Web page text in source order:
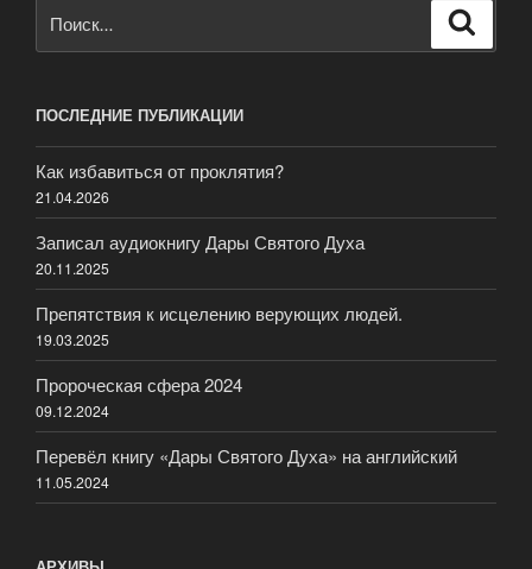
ПОСЛЕДНИЕ ПУБЛИКАЦИИ
Как избавиться от проклятия?
21.04.2026
Записал аудиокнигу Дары Святого Духа
20.11.2025
Препятствия к исцелению верующих людей.
19.03.2025
Пророческая сфера 2024
09.12.2024
Перевёл книгу «Дары Святого Духа» на английский
11.05.2024